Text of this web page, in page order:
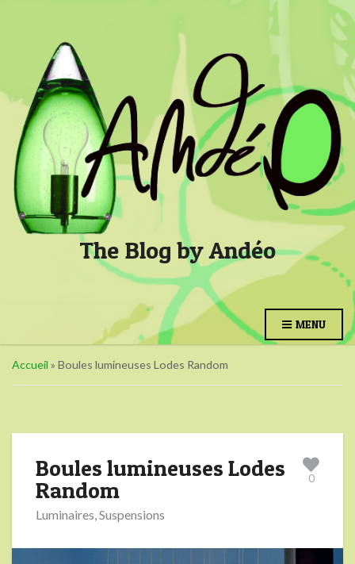
The Blog by Andéo
MENU
Accueil » Boules lumineuses Lodes Random
Boules lumineuses Lodes
Random
0
Luminaires,Suspensions